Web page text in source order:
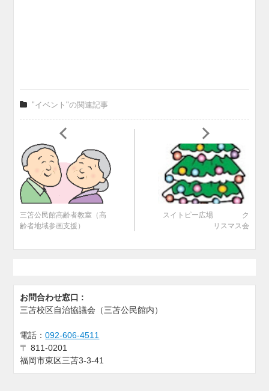
"イベント"の関連記事
三笘公民館高齢者教室（高
齢者地域参画支援）
スイトピー広場 ク
リスマス会
お問合わせ窓口 :
三苫校区自治協議会（三苫公民館内）
電話：092-606-4511
〒811-0201
福岡市東区三苫3-3-41